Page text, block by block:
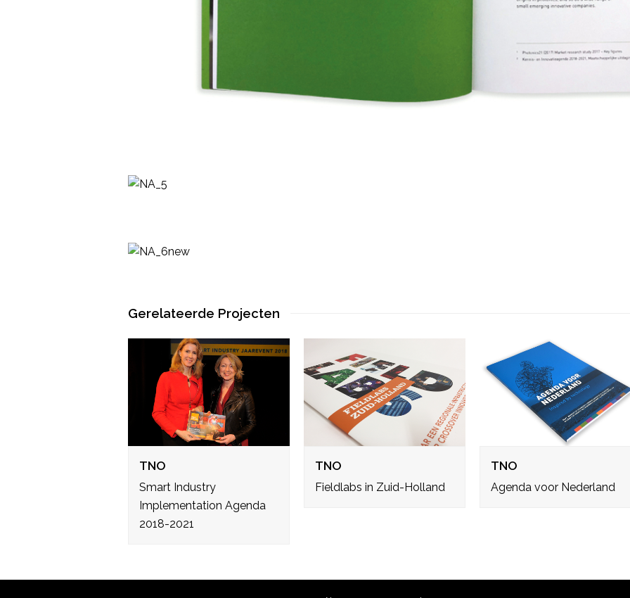
Gerelateerde Projecten
TNO
Smart Industry
Implementation Agenda
2018-2021
TNO
Fieldlabs in Zuid-Holland
TNO
Agenda voor Nederland